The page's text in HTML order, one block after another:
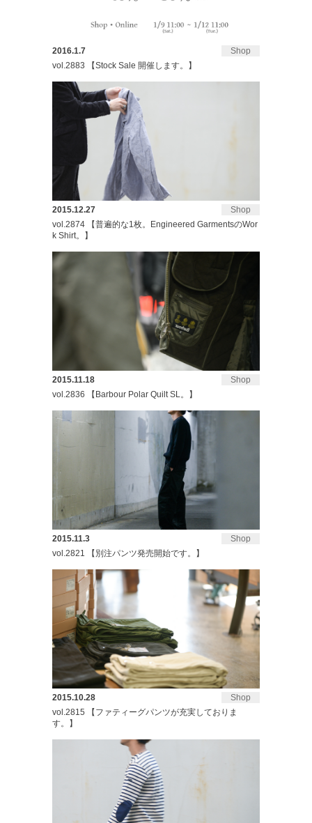
Shop
2016.1.7
vol.2883 【Stock Sale 開催します。】
Shop
2015.12.27
vol.2874 【普遍的な1枚。Engineered GarmentsのWor
k Shirt。】
Shop
2015.11.18
vol.2836 【Barbour Polar Quilt SL。】
Shop
2015.11.3
vol.2821 【別注パンツ発売開始です。】
Shop
2015.10.28
vol.2815 【ファティーグパンツが充実しておりま
す。】